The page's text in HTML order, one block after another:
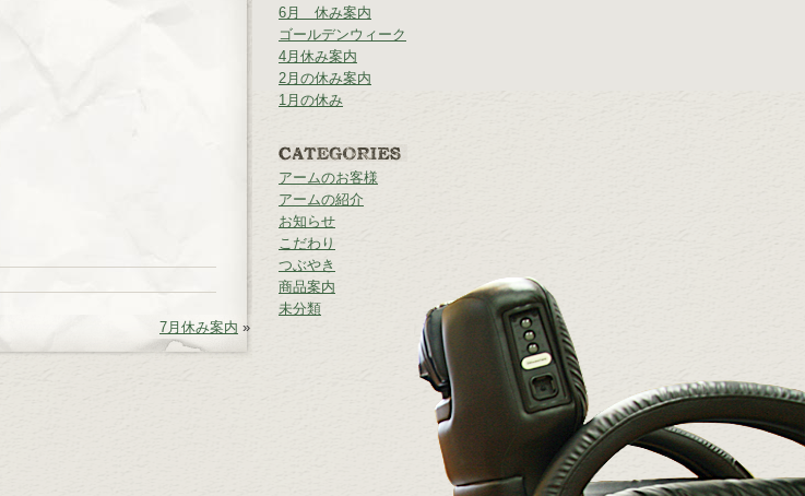
7月休み案内 »
6月 休み案内
ゴールデンウィーク
4月休み案内
2月の休み案内
1月の休み
アームのお客様
アームの紹介
お知らせ
こだわり
つぶやき
商品案内
未分類